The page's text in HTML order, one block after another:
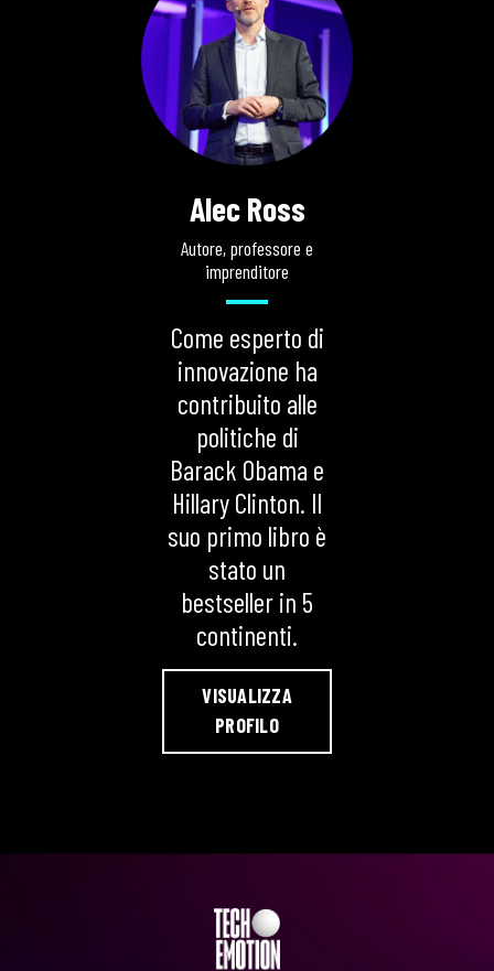
Alec Ross
Autore, professore e
imprenditore
Come esperto di
innovazione ha
contribuito alle
politiche di
Barack Obama e
Hillary Clinton. Il
suo primo libro è
stato un
bestseller in 5
continenti.
VISUALIZZA
PROFILO